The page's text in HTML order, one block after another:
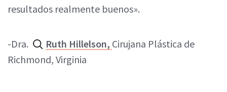
resultados realmente buenos».
-Dra. Ruth Hillelson, Cirujana Plástica de
Richmond, Virginia